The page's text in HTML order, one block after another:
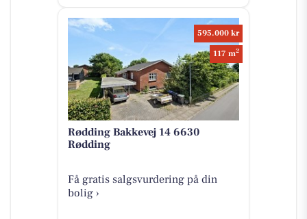
595.000 kr
117 m2
Rødding Bakkevej 14 6630
Rødding
Få gratis salgsvurdering på din
bolig ›